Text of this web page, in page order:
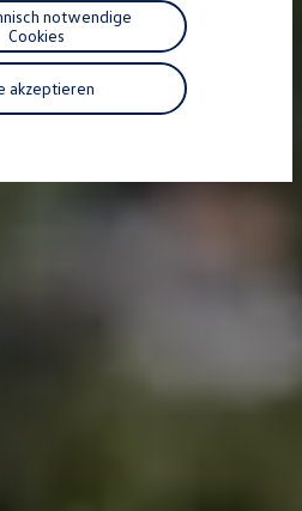
Ladekabel
Ihr Modell finden
Apps, Login und Shop
verbinden
akzeptieren
notwendige
Cookies